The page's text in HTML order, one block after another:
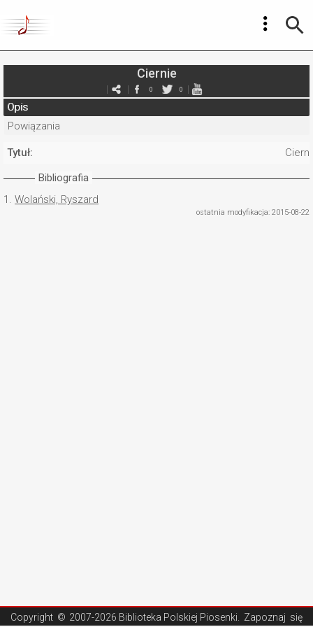
Ciernie
0 0
Opis
Powiązania
Tytuł:
Bibliografia
1. Wolański, Ryszard
ostatnia modyfikacja: 2015-08-22
Copyright © 2007-2026 Biblioteka Polskiej Piosenki . Zapoznaj się